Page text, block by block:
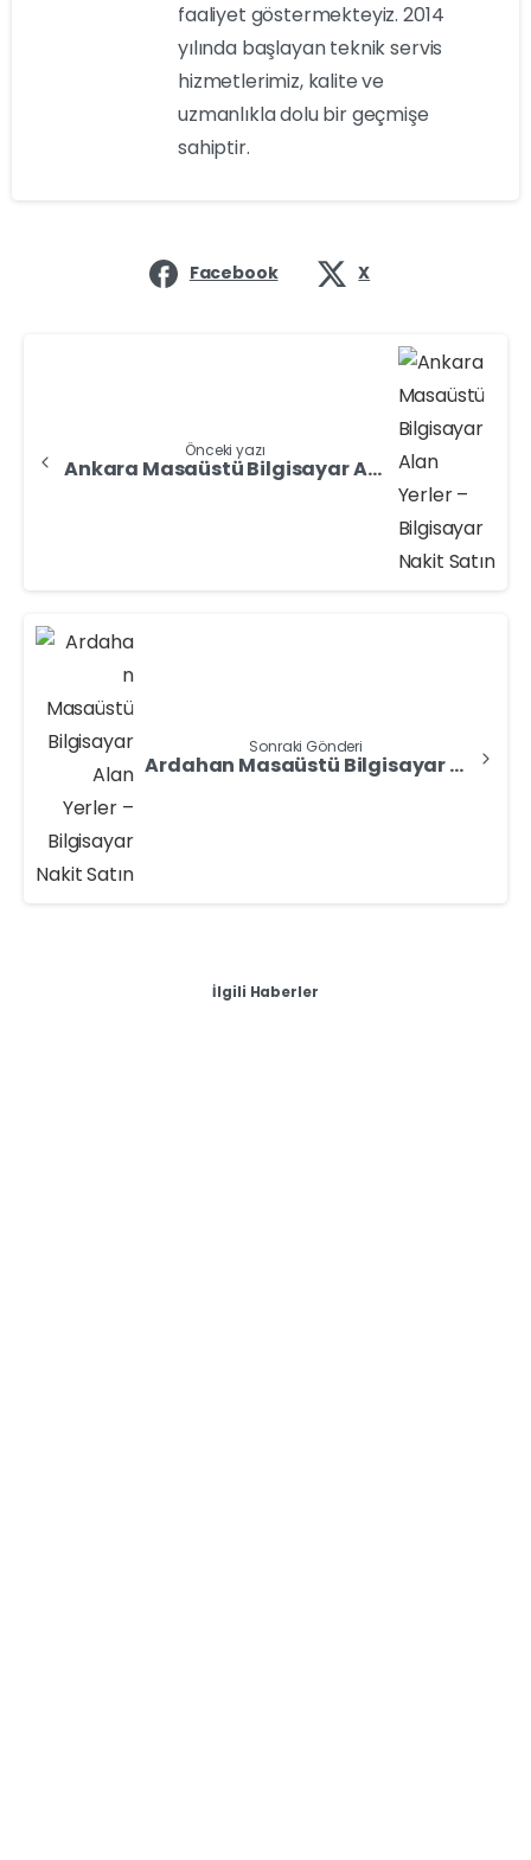
faaliyet göstermekteyiz. 2014
yılında başlayan teknik servis
hizmetlerimiz, kalite ve
uzmanlıkla dolu bir geçmişe
sahiptir.
Facebook X
Önceki yazı
Ankara Masaüstü Bilgisayar Alan Yerler – Bilgisayar Nakit Satın
Sonraki Gönderi
Ardahan Masaüstü Bilgisayar Alan Yerler – Bilgisayar Nakit Satın
İlgili Haberler